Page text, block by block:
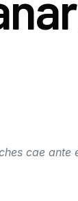
Junta de
cae ante